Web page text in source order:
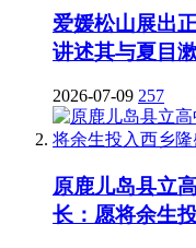
爱媛松山展出
讲述其与夏目
2026-07-09 257
原鹿儿岛县立
长：愿将余生